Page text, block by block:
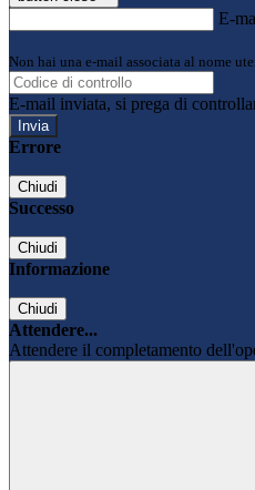
E-
Non hai una e-mail associata al nome
E-mail inviata, si prega di
Errore
Chiudi
Successo
Chiudi
Informazione
Chiudi
Attendere...
Attendere il completamento